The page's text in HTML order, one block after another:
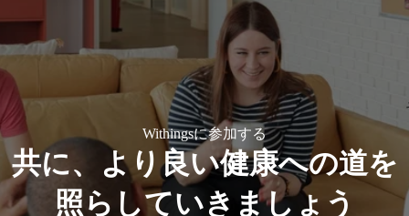
Withingsに参加する
共に、より良い健康への道を
照らしていきましょう